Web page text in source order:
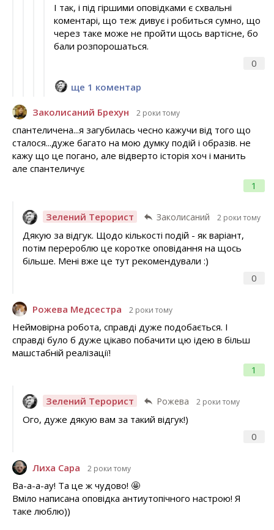
0
І так, і під гіршими оповідками є схвальні
коментарі, що теж дивує і робиться сумно, що
через таке може не пройти щось вартісне, бо
бали розпорошаться.
ще 1 коментар
Заколисаний Брехун 2 роки тому
1
спантеличена...я загубилась чесно кажучи від того що
сталося...дуже багато на мою думку подій і образів. не
кажу що це погано, але відверто історія хоч і манить
але спантеличує
Зелений Терорист Заколисаний 2 роки тому
0
Дякую за відгук. Щодо кількості подій - як варіант,
потім перероблю це коротке оповідання на щось
більше. Мені вже це тут рекомендували :)
Рожева Медсестра 2 роки тому
1
Неймовірна робота, справді дуже подобається. І
справді було б дуже цікаво побачити цю ідею в більш
машстабній реалізації!
Зелений Терорист Рожева 2 роки тому
0
Ого, дуже дякую вам за такий відгук!)
Лиха Сара 2 роки тому
Ва-а-а-ау! Та це ж чудово! 🤩
Вміло написана оповідка антиутопічного настрою! Я
таке люблю))